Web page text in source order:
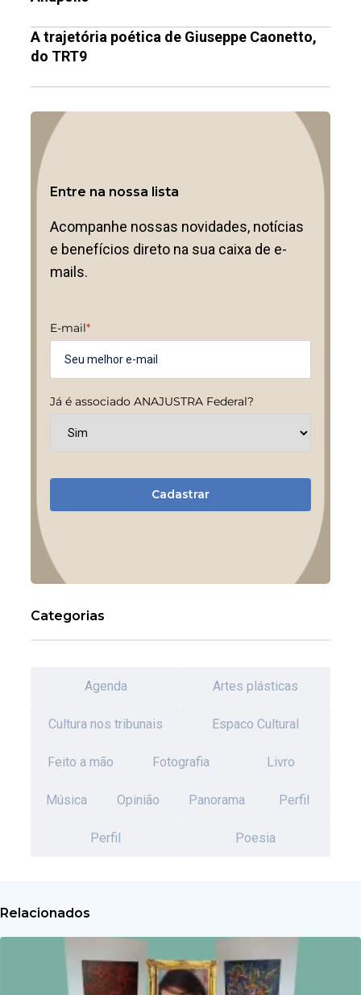
A trajetória poética de Giuseppe Caonetto,
do TRT9
Entre na nossa lista
Acompanhe nossas novidades, notícias
e benefícios direto na sua caixa de e-
mails.
E-mail*
Já é associado ANAJUSTRA Federal?
Cadastrar
Categorias
Agenda Artes plásticas
Cultura nos tribunais Espaco Cultural
Feito a mão Fotografia Livro
Música Opinião Panorama Perfil
Perfil Poesia
Relacionados